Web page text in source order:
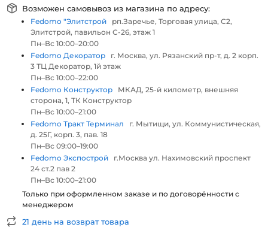
Возможен самовывоз из магазина по адресу:
Fedomo "Элитстрой
рп.Заречье, Торговая улица, С2,
Элитстрой, павильон С-26, этаж 1
Пн–Вс 10:00–20:00
Fedomo Декоратор
г. Москва, ул. Рязанский пр-т, д. 2 корп.
3 ТЦ Декоратор, 1й этаж
Пн–Вс 10:00–22:00
Fedomo Конструктор
МКАД, 25-й километр, внешняя
сторона, 1, ТК Конструктор
Пн–Вс 10:00–21:00
Fedomo Тракт Терминал
г. Мытищи, ул. Коммунистическая,
д. 25Г, корп. 3, пав. 18
Пн–Вс 09:00–19:00
Fedomo Экспострой
г.Москва ул. Нахимовский проспект
24 ст.2 пав 2
Пн–Вс 10:00–21:00
Только при оформленном заказе и по договорённости с
менеджером
21 день на возврат товара